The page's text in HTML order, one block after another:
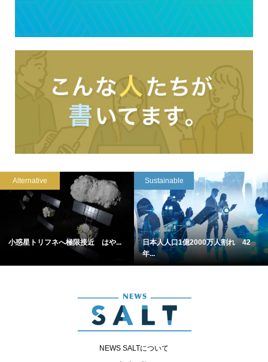
Alternative
小惑星トリフネへ極限接近 はや...
Sustainable
日本人人口1億2000万人割れ 42
年...
NEWS SALTについて